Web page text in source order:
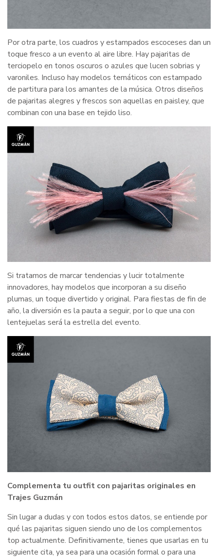
Por otra parte, los cuadros y estampados escoceses dan un
toque fresco a un evento al aire libre. Hay pajaritas de
terciopelo en tonos oscuros o azules que lucen sobrias y
varoniles. Incluso hay modelos temáticos con estampado
de partitura para los amantes de la música. Otros diseños
de pajaritas alegres y frescos son aquellas en paisley, que
combinan con una base en tejido liso.
Si tratamos de marcar tendencias y lucir totalmente
innovadores, hay modelos que incorporan a su diseño
plumas, un toque divertido y original. Para fiestas de fin de
año, la diversión es la pauta a seguir, por lo que una con
lentejuelas será la estrella del evento.
Complementa tu outfit con pajaritas originales en
Trajes Guzmán
Sin lugar a dudas y con todos estos datos, se entiende por
qué las pajaritas siguen siendo uno de los complementos
top actualmente. Definitivamente, tienes que usarlas en tu
siguiente cita, ya sea para una ocasión formal o para una